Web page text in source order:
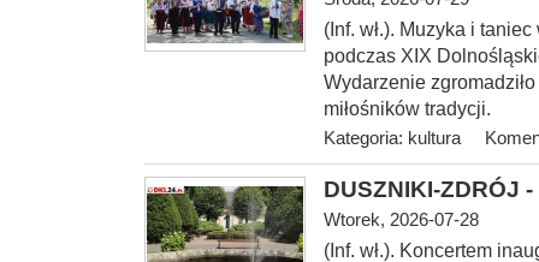
(Inf. wł.). Muzyka i
podczas XIX
Wydarzenie
miłośników tradycji.
Kategoria: kultura
DUSZNIKI-ZDRÓJ
Wtorek, 2026-07-28
(Inf. wł.). Koncertem